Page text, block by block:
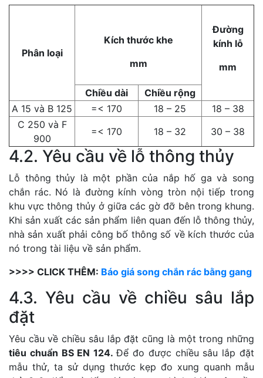
Phân loại
Kích thước khe
mm
Đường
kính lỗ
mm
Chiều dài
Chiều rộng
A 15 và B 125
=< 170 18 – 25
18 – 38
C 250 và F
900
=< 170 18 – 32 30 – 38
4.2. Yêu cầu về lỗ thông thủy
Lỗ thông thủy là một phần của nắp hố ga và song
chắn rác. Nó là đường kính vòng tròn nội tiếp trong
khu vực thông thủy ở giữa các gờ đỡ bên trong khung.
Khi sản xuất các sản phẩm liên quan đến lỗ thông thủy,
nhà sản xuất phải công bố thông số về kích thước của
nó trong tài liệu về sản phẩm.
>>>> CLICK THÊM: Báo giá song chắn rác bằng gang
4.3. Yêu cầu về chiều sâu lắp
đặt
Yêu cầu về chiều sâu lắp đặt cũng là một trong những
tiêu chuẩn BS EN 124.Để đo được chiều sâu lắp đặt
mẫu thử, ta sử dụng thước kẹp đo xung quanh mẫu